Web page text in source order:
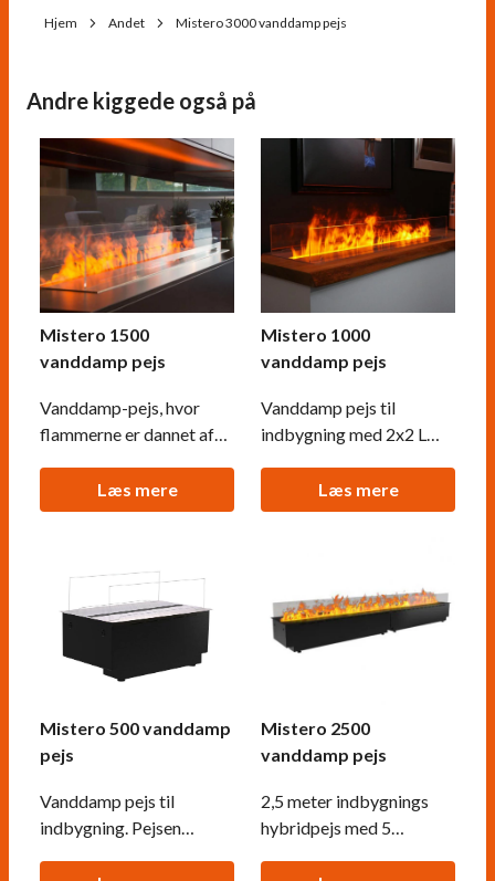
Hjem Andet Mistero 3000 vanddamp pejs
Andre kiggede også på
Mistero 1500
vanddamp pejs
Vanddamp-pejs, hvor
flammerne er dannet af
elektricitet. Brænder i
helt op til 8 timer pr.
Læs mere
Mistero 1000
vanddamp pejs
Vanddamp pejs til
indbygning med 2x2 L
8 timer takket være det
store vandkar. Kræver
Læs mere
Mistero 500 vanddamp
pejs
Vanddamp pejs til
indbygning. Pejsen
Mistero 2500
vanddamp pejs
2,5 meter indbygnings
hybridpejs med 5